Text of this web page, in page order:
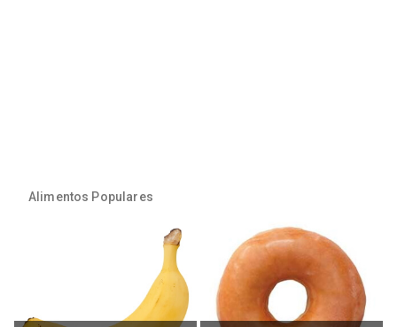
Alimentos Populares